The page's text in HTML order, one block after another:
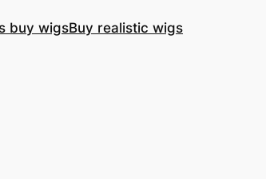
buy wigsBuy realistic wigs